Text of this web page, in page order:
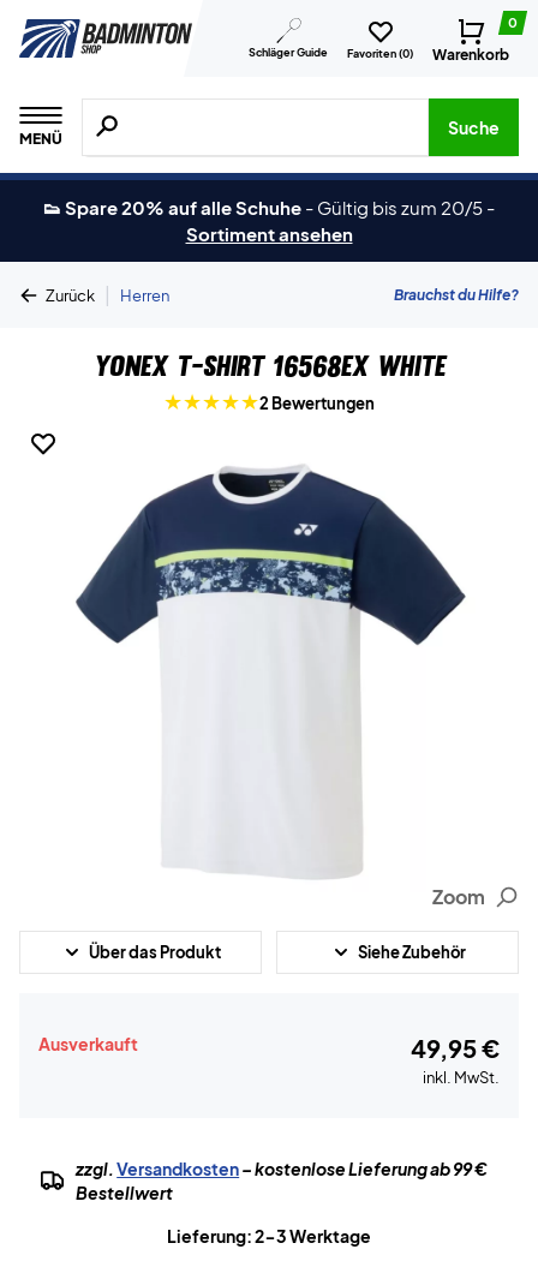
Schläger Guide Favoriten (0)
0
Warenkorb
MENÜ
Suche nach Produkten, Marken usw.
Suche
👟 Spare 20% auf alle Schuhe - Gültig bis zum 20/5 -
Sortiment ansehen
Zurück | Herren Brauchst du Hilfe?
Yonex T-shirt 16568EX White
2 Bewertungen
Zoom
Über das Produkt Siehe Zubehör
Ausverkauft 49,95 €
inkl. MwSt.
zzgl.Versandkosten– kostenlose Lieferung ab 99 €
Bestellwert
Lieferung: 2-3 Werktage